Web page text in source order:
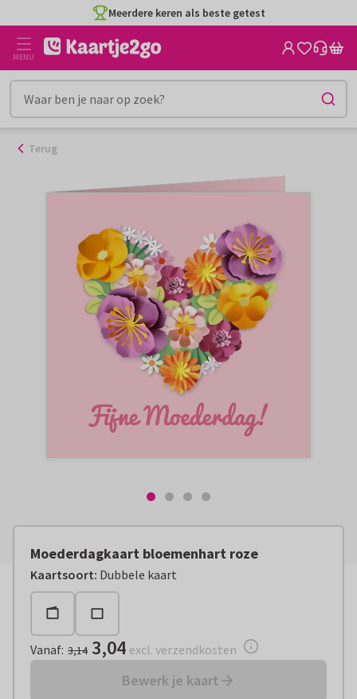
naar
inhoud
Meerdere keren als beste getest
MENU
Terug
Moederdagkaart bloemenhart roze
Kaartsoort: Dubbele kaart
Vanaf:€ 3,04 excl. verzendkosten
Vanaf: 3,14 3,04 excl. verzendkosten
Bewerk je kaart